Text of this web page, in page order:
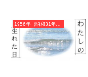
1956年（昭和31年）丙申（ひのえさる）・申年（さる年）カレンダー（月曜はじまり）